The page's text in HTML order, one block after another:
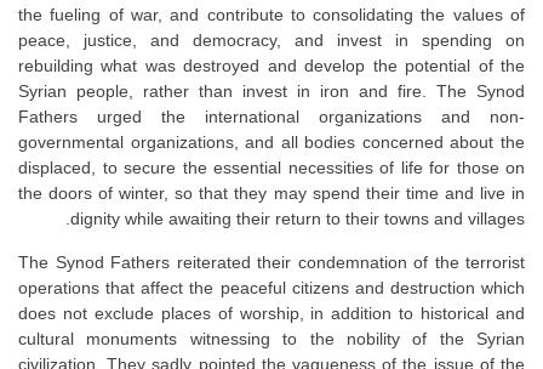
the fueling of war, and contribute to consolidating the values of
peace, justice, and democracy, and invest in spending on
rebuilding what was destroyed and develop the potential of the
Syrian people, rather than invest in iron and fire. The Synod
Fathers urged the international organizations and non-
governmental organizations, and all bodies concerned about the
displaced, to secure the essential necessities of life for those on
the doors of winter, so that they may spend their time and live in
dignity while awaiting their return to their towns and villages.
The Synod Fathers reiterated their condemnation of the terrorist
operations that affect the peaceful citizens and destruction which
does not exclude places of worship, in addition to historical and
cultural monuments witnessing to the nobility of the Syrian
civilization. They sadly pointed the vagueness of the issue of the